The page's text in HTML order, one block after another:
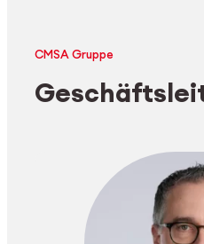
CMSA Gruppe